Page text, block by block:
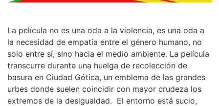
La película no es una oda a la violencia, es una oda a
la necesidad de empatía entre el género humano, no
solo entre sí, sino hacia el medio ambiente. La película
transcurre durante una huelga de recolección de
basura en Ciudad Gótica, un emblema de las grandes
urbes donde suelen coincidir con mayor crudeza los
extremos de la desigualdad. El entorno está sucio,